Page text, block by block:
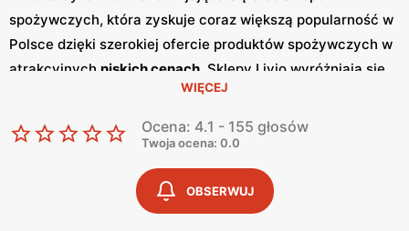
spożywczych, która zyskuje coraz większą popularność w
Polsce dzięki szerokiej ofercie produktów spożywczych w
atrakcyjnych niskich cenach . Sklepy Livio wyróżniają się
nie tylko bogatym asortymentem, ale także częstymi
, które przyciągają klientów szukających
oszczędności i wysokiej jakości. Regularnie wydawane
informują o aktualnych zniżkach i
ofertach specjalnych, co sprawia, że klienci mogą być na
bieżąco z najnowszymi okazjami zakupowymi. Livio
WIĘCEJ
Ocena: 4.1 - 155 głosów
Twoja ocena: 0.0
OBSERWUJ